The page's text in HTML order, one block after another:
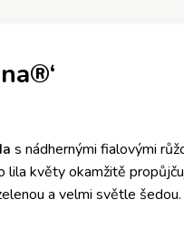
s nádhernými fialovými
lila květy okamžitě
a velmi světle